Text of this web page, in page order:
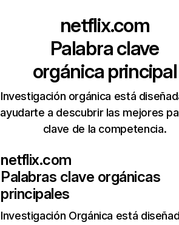
netflix.com
Palabra clave
orgánica principal
Investigación orgánica está
ayudarte a descubrir las mejores
clave de la competencia.
netflix.com
Palabras clave orgánicas
principales
Investigación Orgánica está